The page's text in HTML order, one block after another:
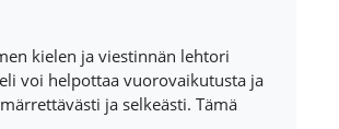
kielen ja viestinnän lehtori
voi helpottaa vuorovaikutusta ja
ja selkeästi. Tämä